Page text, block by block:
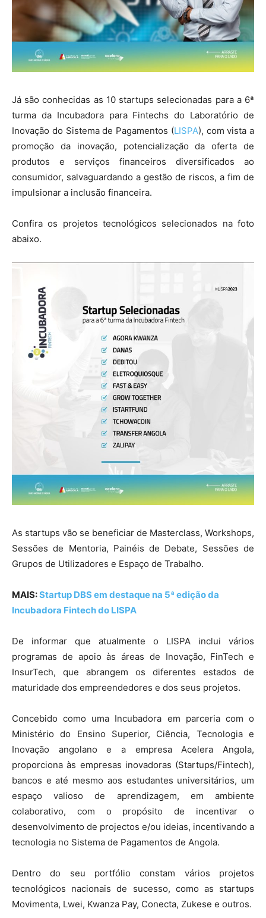
Já são conhecidas as 10 startups selecionadas para a 6ª
turma da Incubadora para Fintechs do Laboratório de
Inovação do Sistema de Pagamentos (LISPA), com vista a
promoção da inovação, potencialização da oferta de
produtos e serviços financeiros diversificados ao
consumidor, salvaguardando a gestão de riscos, a fim de
impulsionar a inclusão financeira.
Confira os projetos tecnológicos selecionados na foto
abaixo.
As startups vão se beneficiar de Masterclass, Workshops,
Sessões de Mentoria, Painéis de Debate, Sessões de
Grupos de Utilizadores e Espaço de Trabalho.
MAIS:Startup DBS em destaque na 5ª edição da
Incubadora Fintech do LISPA
De informar que atualmente o LISPA inclui vários
programas de apoio às áreas de Inovação, FinTech e
InsurTech, que abrangem os diferentes estados de
maturidade dos empreendedores e dos seus projetos.
Concebido como uma Incubadora em parceria com o
Ministério do Ensino Superior, Ciência, Tecnologia e
Inovação angolano e a empresa Acelera Angola,
proporciona às empresas inovadoras (Startups/Fintech),
bancos e até mesmo aos estudantes universitários, um
espaço valioso de aprendizagem, em ambiente
colaborativo, com o propósito de incentivar o
desenvolvimento de projectos e/ou ideias, incentivando a
tecnologia no Sistema de Pagamentos de Angola.
Dentro do seu portfólio constam vários projetos
tecnológicos nacionais de sucesso, como as startups
Movimenta, Lwei, Kwanza Pay, Conecta, Zukese e outros.